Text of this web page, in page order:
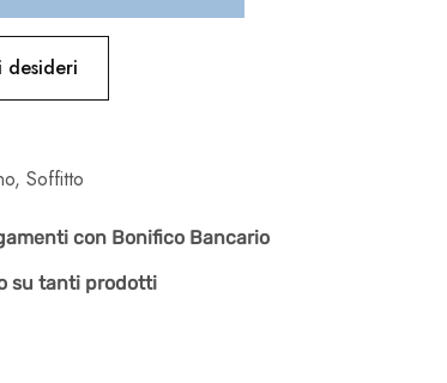
, Soffitto
con Bonifico Bancario
su tanti prodotti